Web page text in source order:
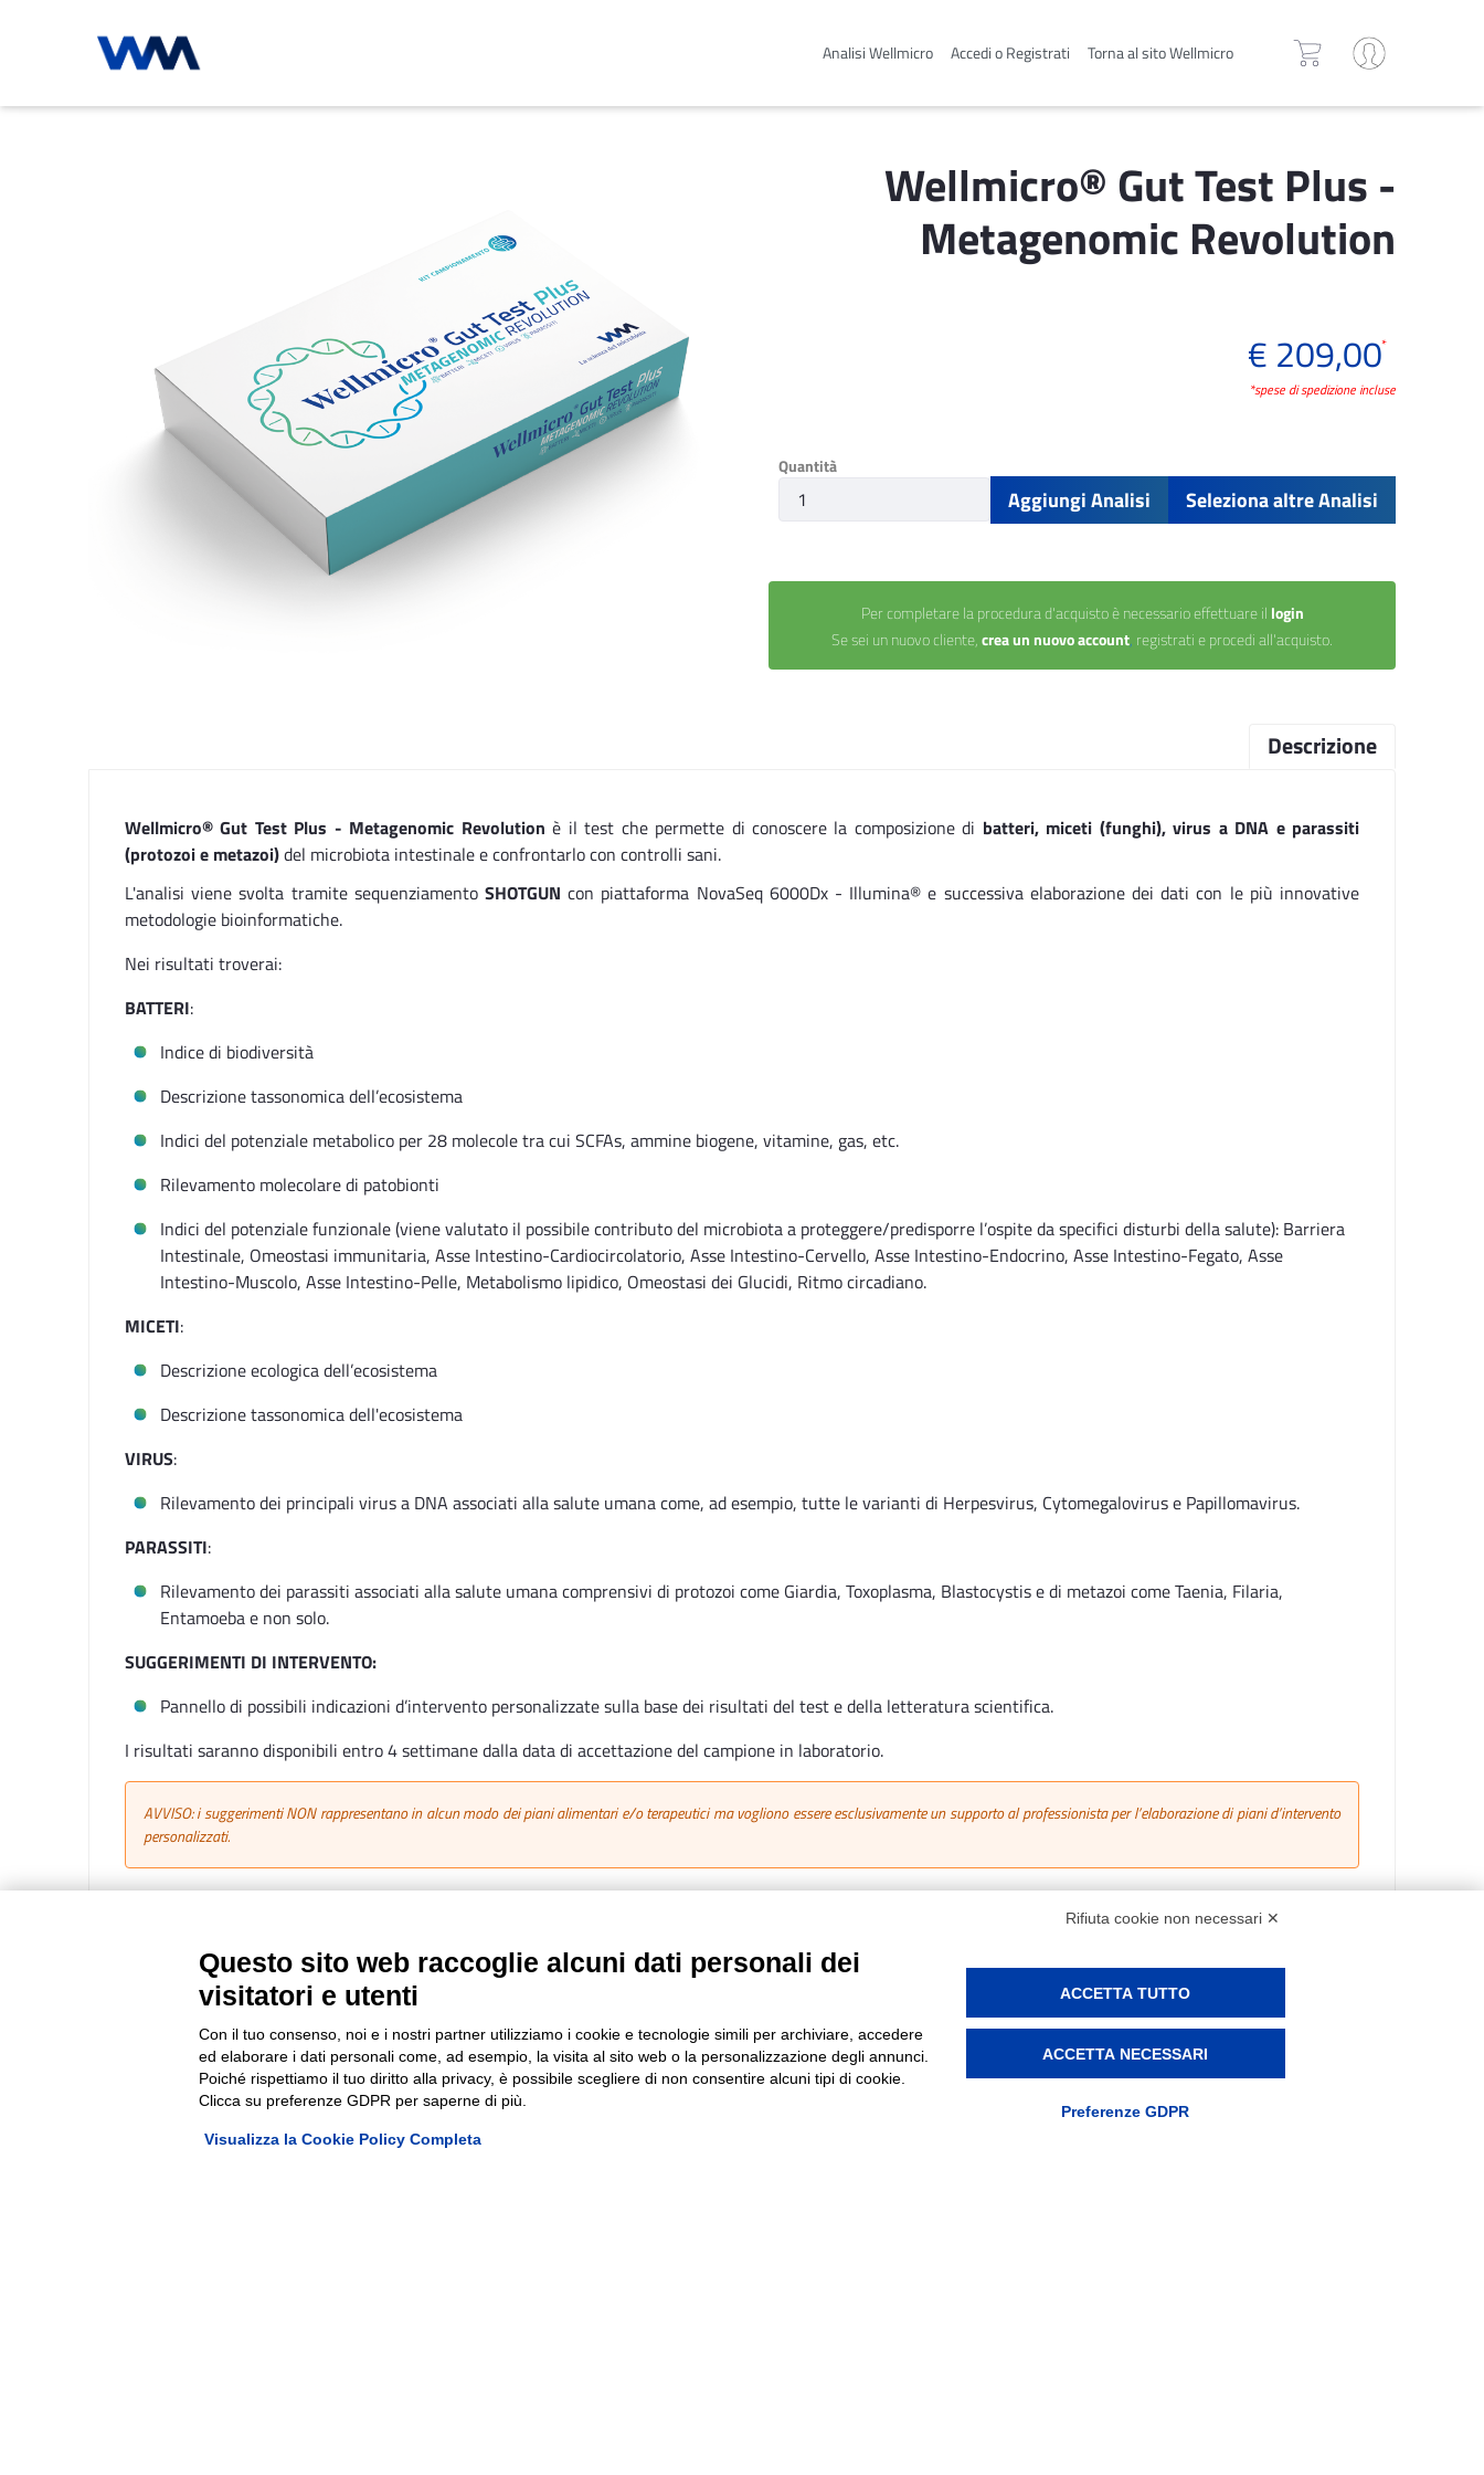
Analisi Wellmicro Accedi o Registrati Torna al sito Wellmicro
Wellmicro® Gut Test Plus -
Metagenomic Revolution
€ 209,00*
*spese di spedizione incluse
Quantità
Aggiungi Analisi Seleziona altre Analisi
Per completare la procedura d'acquisto è necessario effettuare il login
Se sei un nuovo cliente,crea un nuovo account, registrati e procedi all'acquisto.
Descrizione
Wellmicro® Gut Test Plus - Metagenomic Revolutionè il test che permette di conoscere la composizione di batteri, miceti (funghi), virus a DNA e parassiti
(protozoi e metazoi)del microbiota intestinale e confrontarlo con controlli sani.
L'analisi viene svolta tramite sequenziamento SHOTGUNcon piattaforma NovaSeq 6000Dx - Illumina® e successiva elaborazione dei dati con le più innovative
metodologie bioinformatiche.
Nei risultati troverai:
BATTERI:
Indice di biodiversità
Descrizione tassonomica dell’ecosistema
Indici del potenziale metabolico per 28 molecole tra cui SCFAs, ammine biogene, vitamine, gas, etc.
Rilevamento molecolare di patobionti
Indici del potenziale funzionale (viene valutato il possibile contributo del microbiota a proteggere/predisporre l’ospite da specifici disturbi della salute): Barriera
Intestinale, Omeostasi immunitaria, Asse Intestino-Cardiocircolatorio, Asse Intestino-Cervello, Asse Intestino-Endocrino, Asse Intestino-Fegato, Asse
Intestino-Muscolo, Asse Intestino-Pelle, Metabolismo lipidico, Omeostasi dei Glucidi, Ritmo circadiano.
MICETI:
Descrizione ecologica dell’ecosistema
Descrizione tassonomica dell'ecosistema
VIRUS:
Rilevamento dei principali virus a DNA associati alla salute umana come, ad esempio, tutte le varianti di Herpesvirus, Cytomegalovirus e Papillomavirus.
PARASSITI:
Rilevamento dei parassiti associati alla salute umana comprensivi di protozoi come Giardia, Toxoplasma, Blastocystis e di metazoi come Taenia, Filaria,
Entamoeba e non solo.
SUGGERIMENTI DI INTERVENTO:
Pannello di possibili indicazioni d’intervento personalizzate sulla base dei risultati del test e della letteratura scientifica.
I risultati saranno disponibili entro 4 settimane dalla data di accettazione del campione in laboratorio.
AVVISO: i suggerimenti NON rappresentano in alcun modo dei piani alimentari e/o terapeutici ma vogliono essere esclusivamente un supporto al professionista per l’elaborazione di piani d’intervento
personalizzati.
Rifiuta cookie non necessari ✕
Questo sito web raccoglie alcuni dati personali dei
visitatori e utenti
Con il tuo consenso, noi e i nostri partner utilizziamo i cookie e tecnologie simili per archiviare, accedere
ed elaborare i dati personali come, ad esempio, la visita al sito web o la personalizzazione degli annunci.
Poiché rispettiamo il tuo diritto alla privacy, è possibile scegliere di non consentire alcuni tipi di cookie.
Clicca su preferenze GDPR per saperne di più.
Visualizza la Cookie Policy Completa
ACCETTA TUTTO
ACCETTA NECESSARI
Preferenze GDPR